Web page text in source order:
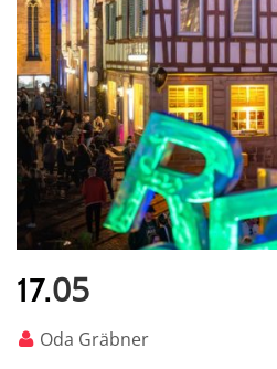
17.05
Oda Gräbner